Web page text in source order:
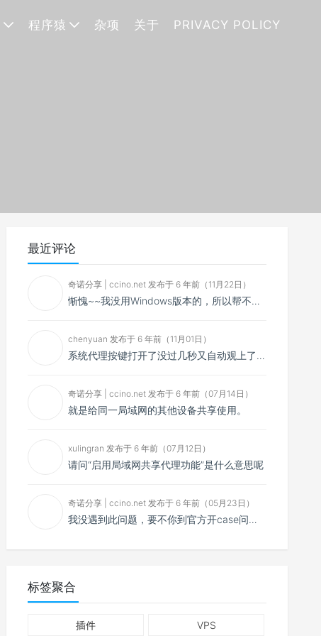
程序猿 杂项 关于 PRIVACY POLICY
最近评论
奇诺分享 | ccino.net 发布于 6 年前（11月22日）
惭愧~~我没用Windows版本的，所以帮不了你~~
chenyuan 发布于 6 年前（11月01日）
系统代理按键打开了没过几秒又自动观上了，导致一直打开不了，是什么问题呢？感谢大佬，请帮帮忙！谢谢！
奇诺分享 | ccino.net 发布于 6 年前（07月14日）
就是给同一局域网的其他设备共享使用。
xulingran 发布于 6 年前（07月12日）
请问“启用局域网共享代理功能”是什么意思呢
奇诺分享 | ccino.net 发布于 6 年前（05月23日）
我没遇到此问题，要不你到官方开case问问看？
标签聚合
插件 VPS